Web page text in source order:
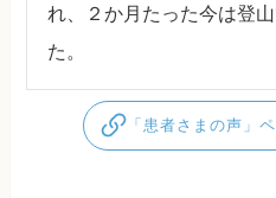
れ、２か月たった今は登
た。
「患者さまの声」